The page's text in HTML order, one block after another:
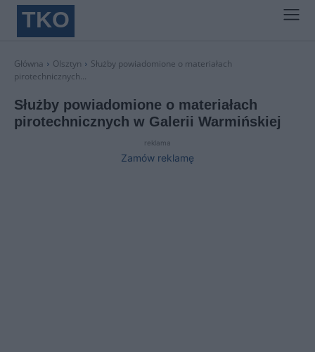
TKO
Główna Olsztyn
Służby powiadomione o materiałach
pirotechnicznych...
Służby powiadomione o materiałach
pirotechnicznych w Galerii Warmińskiej
reklama
Zamów reklamę